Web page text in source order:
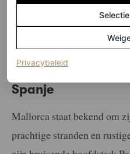
Spanje
Mallorca staat bekend om
prachtige stranden en
Privacybeleid